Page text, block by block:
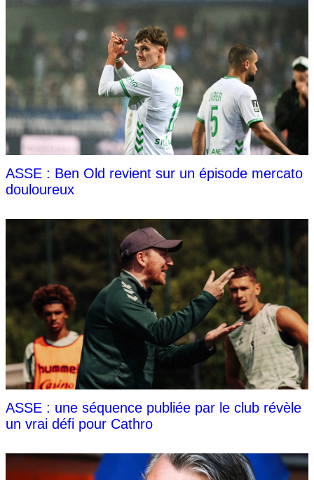
ASSE : Ben Old revient sur un épisode mercato
douloureux
ASSE : une séquence publiée par le club révèle
un vrai défi pour Cathro